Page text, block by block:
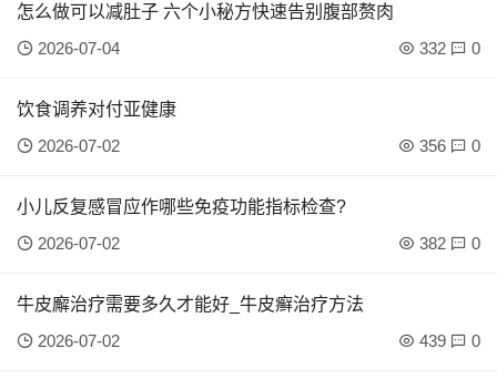
怎么做可以减肚子 六个小秘方快速告别腹部赘肉
2026-07-04
332 0
饮食调养对付亚健康
2026-07-02
356 0
小儿反复感冒应作哪些免疫功能指标检查?
2026-07-02
382 0
牛皮廨治疗需要多久才能好_牛皮癣治疗方法
2026-07-02
439 0